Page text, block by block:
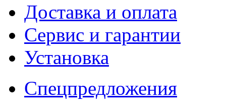
Доставка и оплата
Сервис и гарантии
Установка
Спецпредложения